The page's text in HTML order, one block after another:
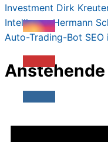
Investment Dirk Kreute
Intelligenz Hermann
Auto-Trading-Bot